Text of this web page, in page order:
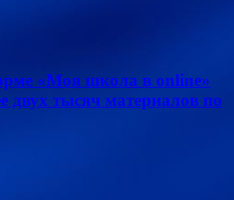
«Моя школа в online»
двух тысяч материалов по